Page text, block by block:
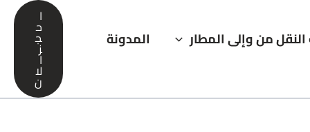
من وإلى المطار المدونة
ا
ح
ج
ز
ا
لا
ن